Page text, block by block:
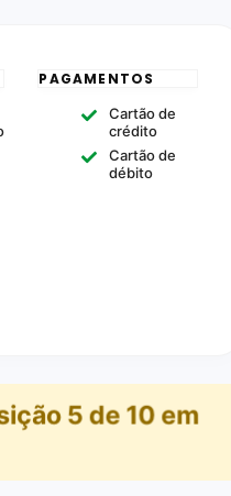
PAGAMENTOS
Cartão de
crédito
Cartão de
débito
5 de 10 em